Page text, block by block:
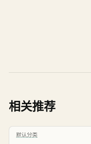
相关推荐
默认分类